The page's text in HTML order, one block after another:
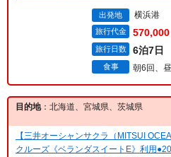
出発地 横浜港
旅行代金
旅行日数 6泊7日
食事 朝6回、
目的地：北海道、宮城県、茨城県
【三井オーシャンサクラ（MITSUI
クルーズ《ベランダスイートE》利用